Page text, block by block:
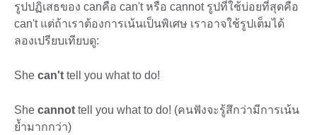
รูปปฏิเสธของ canคือ can't หรือ cannot รูปที่ใช้บ่อยที่สุดคือ
can't แต่ถ้าเราต้องการเน้นเป็นพิเศษ เราอาจใช้รูปเต็มได้
ลองเปรียบเทียบดู:
She can't tell you what to do!
She cannot tell you what to do! (คนฟังจะรู้สึกว่ามีการเน้น
ย้ำมากกว่า)